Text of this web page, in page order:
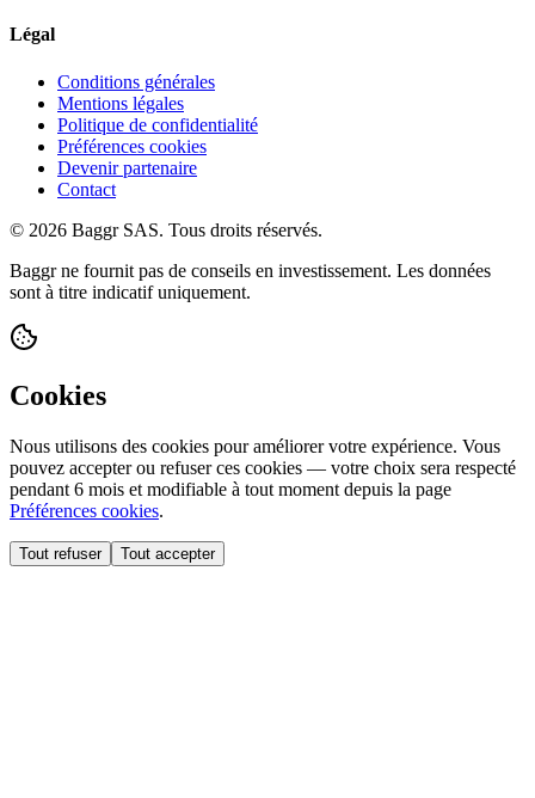
Légal
Conditions générales
Mentions légales
Politique de confidentialité
Préférences cookies
Devenir partenaire
Contact
© 2026 Baggr SAS. Tous droits réservés.
Baggr ne fournit pas de conseils en investissement. Les données
sont à titre indicatif uniquement.
Cookies
Nous utilisons des cookies pour améliorer votre expérience. Vous
pouvez accepter ou refuser ces cookies — votre choix sera respecté
pendant 6 mois et modifiable à tout moment depuis la page
Préférences cookies.
Tout refuser Tout accepter